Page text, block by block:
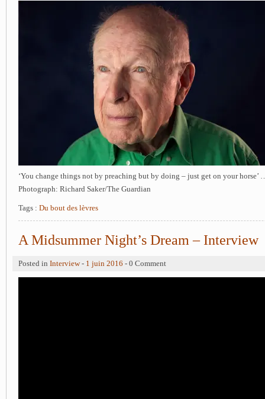
‘You change things not by preaching but by doing – just get on your horse’
Photograph: Richard Saker/The Guardian
Tags : Du bout des lèvres
A Midsummer Night’s Dream – Interview
Posted in Interview- 1 juin 2016 - 0 Comment